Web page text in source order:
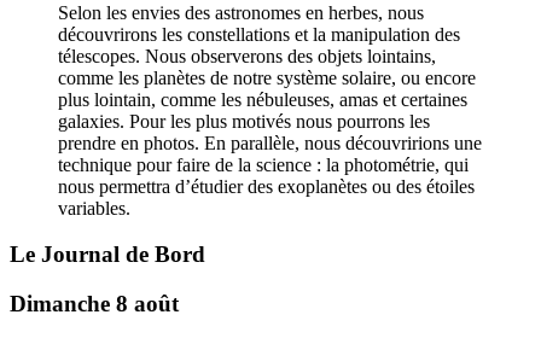
Selon les envies des astronomes en herbes, nous
découvrirons les constellations et la manipulation des
télescopes. Nous observerons des objets lointains,
comme les planètes de notre système solaire, ou encore
plus lointain, comme les nébuleuses, amas et certaines
galaxies. Pour les plus motivés nous pourrons les
prendre en photos. En parallèle, nous découvririons une
technique pour faire de la science : la photométrie, qui
nous permettra d’étudier des exoplanètes ou des étoiles
variables.
Le Journal de Bord
Dimanche 8 août